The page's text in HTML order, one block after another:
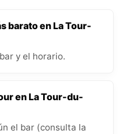
barato en La Tour-
y el horario.
en La Tour-du-
el bar (consulta la